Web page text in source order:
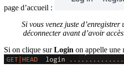
page d’accueil :
Si vous venez juste
déconnecter avant d’avoir
Si on clique surLogin on appelle une